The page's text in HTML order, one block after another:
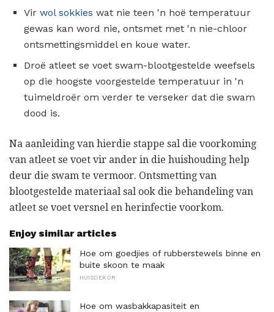
Vir wol sokkies wat nie teen 'n hoë temperatuur
gewas kan word nie, ontsmet met 'n nie-chloor
ontsmettingsmiddel en koue water.
Droë atleet se voet swam-blootgestelde weefsels
op die hoogste voorgestelde temperatuur in 'n
tuimeldroër om verder te verseker dat die swam
dood is.
Na aanleiding van hierdie stappe sal die voorkoming
van atleet se voet vir ander in die huishouding help
deur die swam te vermoor. Ontsmetting van
blootgestelde materiaal sal ook die behandeling van
atleet se voet versnel en herinfectie voorkom.
Enjoy similar articles
Hoe om goedjies of rubberstewels binne en
buite skoon te maak
HUISDEKOR
Hoe om wasbakkapasiteit en